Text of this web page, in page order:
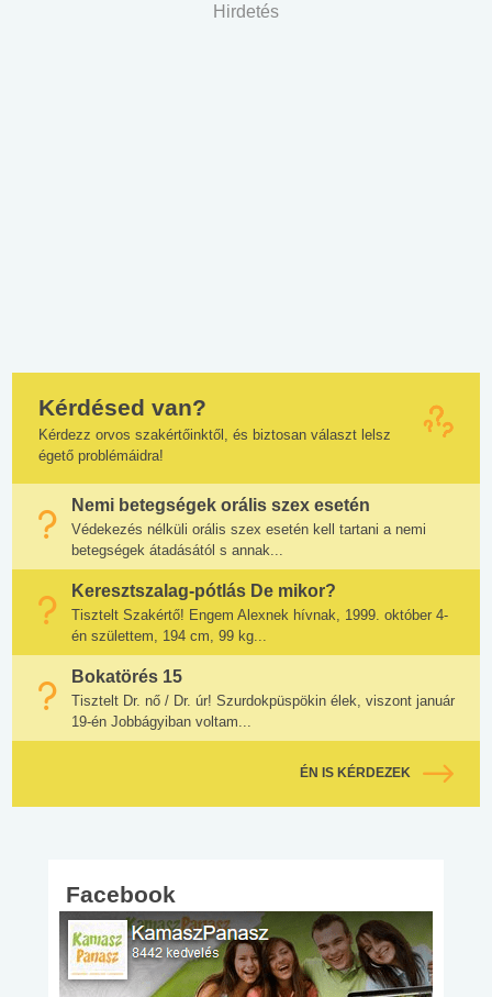
Hirdetés
Kérdésed van?
Kérdezz orvos szakértőinktől, és biztosan választ lelsz
égető problémáidra!
Nemi betegségek orális szex esetén
Védekezés nélküli orális szex esetén kell tartani a nemi
betegségek átadásától s annak...
Keresztszalag-pótlás De mikor?
Tisztelt Szakértő! Engem Alexnek hívnak, 1999. október 4-
én születtem, 194 cm, 99 kg...
Bokatörés 15
Tisztelt Dr. nő / Dr. úr! Szurdokpüspökin élek, viszont január
19-én Jobbágyiban voltam...
ÉN IS KÉRDEZEK
Facebook